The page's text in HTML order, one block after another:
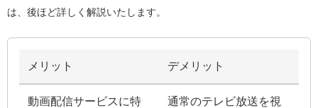
は、後ほど詳しく解説いたします。
メリット デメリット
動画配信サービスに特
通常のテレビ放送を視